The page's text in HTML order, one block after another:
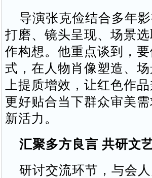
导演张克俭结合多年
打磨、镜头呈现、场景
作构想。他重点谈到，
式，在人物肖像塑造、
上提质增效，让红色作
更好贴合当下群众审美
新活力。
汇聚多方良言 共研文
研讨交流环节，与会